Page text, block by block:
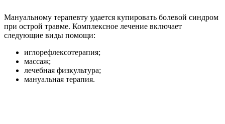
Мануальному терапевту удается купировать болевой синдром
при острой травме. Комплексное лечение включает
следующие виды помощи:
иглорефлексотерапия;
массаж;
лечебная физкультура;
мануальная терапия.